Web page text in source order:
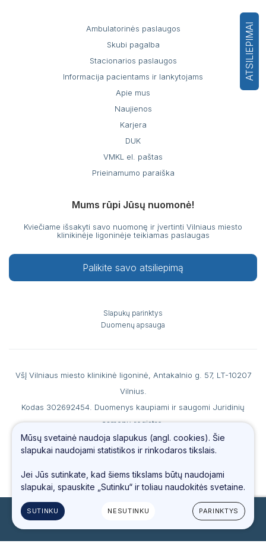
Ambulatorinės paslaugos
Skubi pagalba
Stacionarios paslaugos
Informacija pacientams ir lankytojams
Apie mus
Naujienos
Karjera
DUK
VMKL el. paštas
Prieinamumo paraiška
Mums rūpi Jūsų nuomonė!
Kviečiame išsakyti savo nuomonę ir įvertinti Vilniaus miesto
klinikinėje ligoninėje teikiamas paslaugas
Palikite savo atsiliepimą
Slapukų parinktys
Duomenų apsauga
VšĮ Vilniaus miesto klinikinė ligoninė, Antakalnio g. 57, LT-10207
Vilnius.
Kodas 302692454. Duomenys kaupiami ir saugomi Juridinių
asmenų registre.
A. s. LT867044060007990186 AB SEB banke, b. k. 70440, PVM
mokėtojo kodas LT100006560213.
Tel.(0 5) 234 4487, faks. (0 5) 234 69 66, el. paštasinfo@vmkl.lt
© 2023 Visos teisės saugomos
ATSILIEPIMAI
Mūsų svetainė naudoja slapukus (angl. cookies). Šie
slapukai naudojami statistikos ir rinkodaros tikslais.
Jei Jūs sutinkate, kad šiems tikslams būtų naudojami
slapukai, spauskite „Sutinku“ ir toliau naudokitės svetaine.
SUTINKU NESUTINKU PARINKTYS